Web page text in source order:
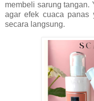
membeli sarung tangan.
agar efek cuaca panas
secara langsung.